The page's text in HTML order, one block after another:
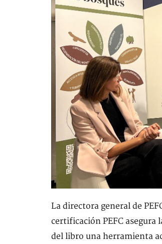
La directora general de
certificación PEFC
del libro una herramienta